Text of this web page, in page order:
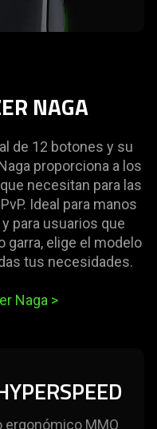
NAGA
de 12 botones y su
proporciona a los
necesitan para las
Ideal para manos
para usuarios que
garra, elige el modelo
tus necesidades.
Naga >
ergonómico MMO